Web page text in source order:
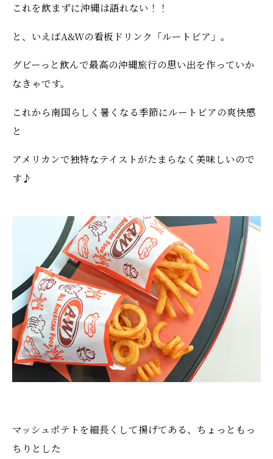
これを飲まずに沖縄は語れない！！
と、いえばA&Wの看板ドリンク「ルートビア」。
グビーっと飲んで最高の沖縄旅行の思い出を作っていか
なきゃです。
これから南国らしく暑くなる季節にルートビアの爽快感
と
アメリカンで独特なテイストがたまらなく美味しいので
す♪
マッシュポテトを細長くして揚げてある、ちょっともっ
ちりとした